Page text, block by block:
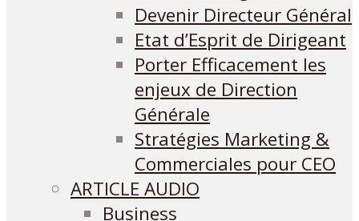
Devenir Directeur Général
Etat d’Esprit de Dirigeant
Porter Efficacement les
enjeux de Direction
Générale
Stratégies Marketing &
Commerciales pour CEO
ARTICLE AUDIO
Business